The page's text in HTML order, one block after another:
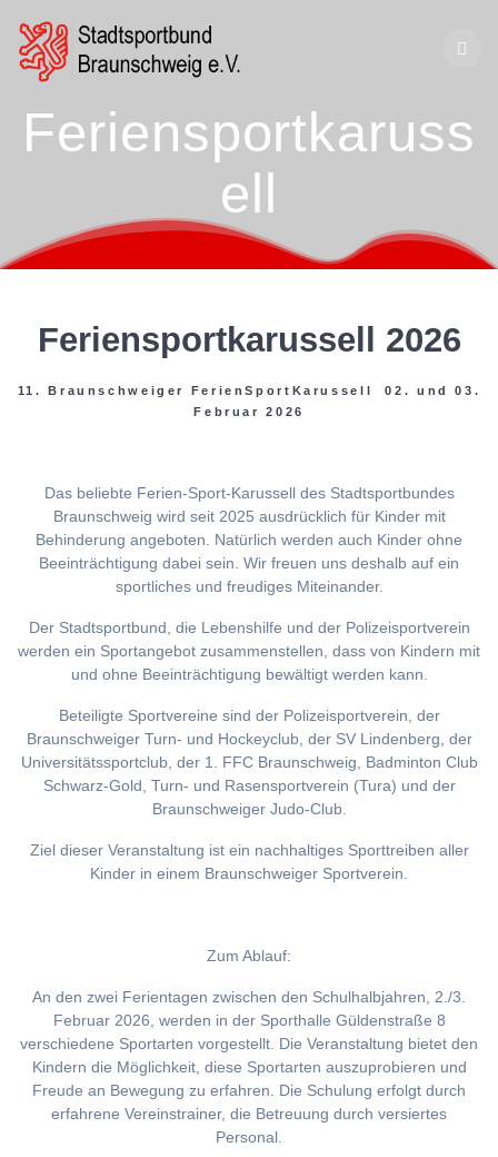
Feriensportkaruss
ell
Feriensportkarussell 2026
11. Braunschweiger FerienSportKarussell 02. und 03.
Februar 2026
Das beliebte Ferien-Sport-Karussell des Stadtsportbundes
Braunschweig wird seit 2025 ausdrücklich für Kinder mit
Behinderung angeboten. Natürlich werden auch Kinder ohne
Beeinträchtigung dabei sein. Wir freuen uns deshalb auf ein
sportliches und freudiges Miteinander.
Der Stadtsportbund, die Lebenshilfe und der Polizeisportverein
werden ein Sportangebot zusammenstellen, dass von Kindern mit
und ohne Beeinträchtigung bewältigt werden kann.
Beteiligte Sportvereine sind der Polizeisportverein, der
Braunschweiger Turn- und Hockeyclub, der SV Lindenberg, der
Universitätssportclub, der 1. FFC Braunschweig, Badminton Club
Schwarz-Gold, Turn- und Rasensportverein (Tura) und der
Braunschweiger Judo-Club.
Ziel dieser Veranstaltung ist ein nachhaltiges Sporttreiben aller
Kinder in einem Braunschweiger Sportverein.
Zum Ablauf:
An den zwei Ferientagen zwischen den Schulhalbjahren, 2./3.
Februar 2026, werden in der Sporthalle Güldenstraße 8
verschiedene Sportarten vorgestellt. Die Veranstaltung bietet den
Kindern die Möglichkeit, diese Sportarten auszuprobieren und
Freude an Bewegung zu erfahren. Die Schulung erfolgt durch
erfahrene Vereinstrainer, die Betreuung durch versiertes
Personal.